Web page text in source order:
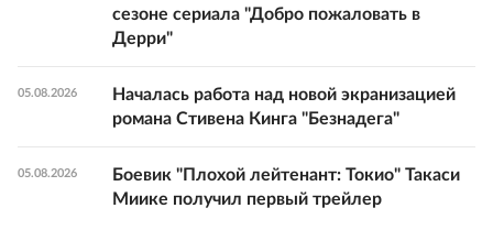
сезоне сериала "Добро пожаловать в
Дерри"
05.08.2026
Началась работа над новой экранизацией
романа Стивена Кинга "Безнадега"
05.08.2026
Боевик "Плохой лейтенант: Токио" Такаси
Миике получил первый трейлер